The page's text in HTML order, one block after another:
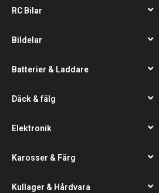
RC Bilar
Bildelar
Batterier & Laddare
Däck & fälg
Elektronik
Karosser & Färg
Kullager & Hårdvara